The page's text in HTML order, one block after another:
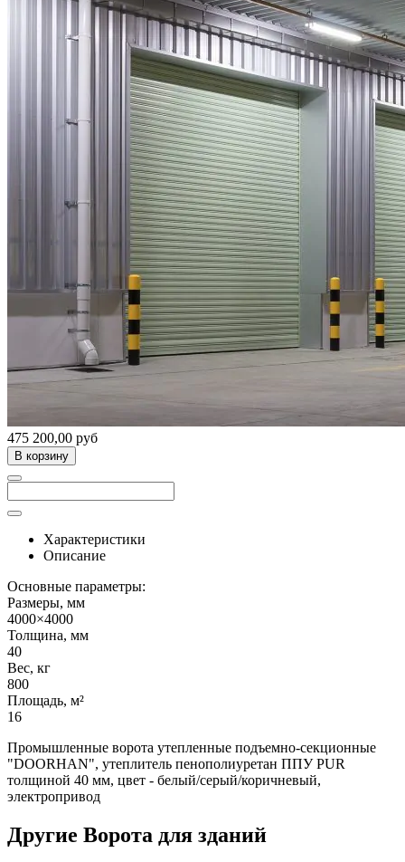
475 200,00 руб
В корзину
Характеристики
Описание
Основные параметры:
Размеры, мм
4000×4000
Толщина, мм
40
Вес, кг
800
Площадь, м²
16
Промышленные ворота утепленные подъемно-секционные
"DOORHAN", утеплитель пенополиуретан ППУ PUR
толщиной 40 мм, цвет - белый/серый/коричневый,
электропривод
Другие Ворота для зданий